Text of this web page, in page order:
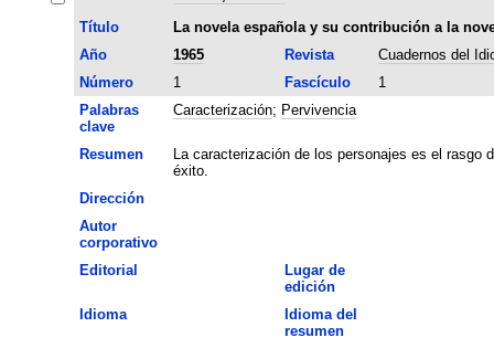
Título
La novela española y su contribución a la
Año
1965 Revista
Cuadernos del
Número
1 Fascículo
1
Palabras
clave
Caracterización; Pervivencia
Resumen
La caracterización de los personajes es el rasgo
éxito.
Dirección
Autor
corporativo
Editorial
Lugar de
edición
Idioma
Idioma del
resumen